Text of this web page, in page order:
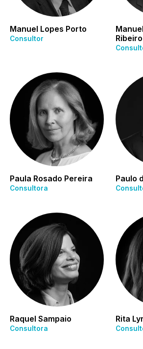
Manuel Lopes Porto
Consultor
Ribeiro
Paula Rosado Pereira
Consultora
Paulo
Raquel Sampaio
Consultora
Rita